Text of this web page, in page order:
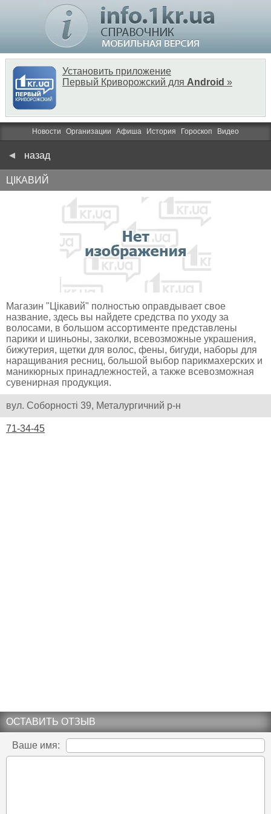
Установить приложение
Первый Криворожский для Android »
Новости Организации Афиша История Гороскоп Видео
назад
ЦIКАВИЙ
Магазин "Цікавий" полностью оправдывает свое
название, здесь вы найдете средства по уходу за
волосами, в большом ассортименте представлены
парики и шиньоны, заколки, всевозможные украшения,
бижутерия, щетки для волос, фены, бигуди, наборы для
наращивания ресниц, большой выбор парикмахерских и
маникюрных принадлежностей, а также всевозможная
сувенирная продукция.
вул. Соборності 39, Металургичний р-н
71-34-45
ОСТАВИТЬ ОТЗЫВ
Ваше имя: